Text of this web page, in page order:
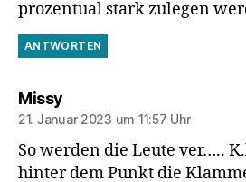
prozentual stark zulegen
ANTWORTEN
Missysagt:
21. Januar 2023 um 11:57 Uhr
So werden die Leute ver…..
hinter dem Punkt die